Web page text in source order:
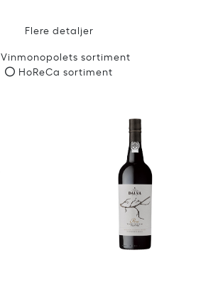
Flere detaljer
Vinmonopolets sortiment
HoReCa sortiment